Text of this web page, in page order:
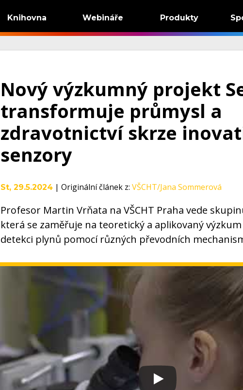
Knihovna Webináře Produkty
Nový výzkumný projekt
transformuje průmysl a
zdravotnictví skrze
senzory
St, 29.5.2024 | Originální článek z: VŠCHT/Jana Sommerová
Profesor Martin Vrňata na VŠCHT Praha vede
která se zaměřuje na teoretický a aplikovaný
detekci plynů pomocí různých převodních